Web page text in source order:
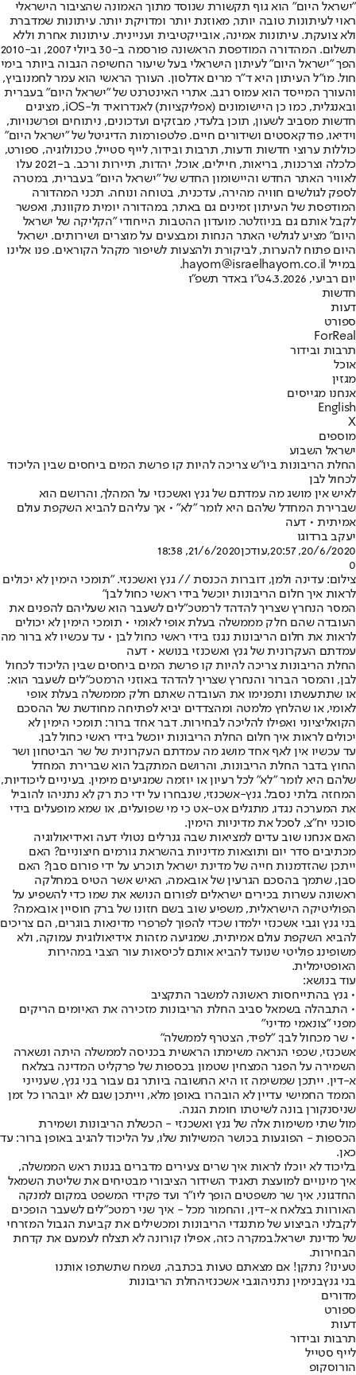
"ישראל היום" הוא גוף תקשורת שנוסד מתוך האמונה שהציבור הישראלי
ראוי לעיתונות טובה יותר, מאוזנת יותר ומדויקת יותר. עיתונות שמדברת
ולא צועקת. עיתונות אמינה, אובייקטיבית ועניינית. עיתונות אחרת וללא
תשלום. המהדורה המודפסת הראשונה פורסמה ב-30 ביולי 2007, וב-2010
הפך "ישראל היום" לעיתון הישראלי בעל שיעור החשיפה הגבוה ביותר בימי
חול. מו"ל העיתון היא ד"ר מרים אדלסון. העורך הראשי הוא עמר לחמנוביץ,
והעורך המייסד הוא עמוס רגב. אתרי האינטרנט של "ישראל היום" בעברית
ובאנגלית, כמו כן היישומונים (אפליקציות) לאנדרואיד ול-iOS, מציגים
חדשות מסביב לשעון, תוכן בלעדי, מבזקים ועדכונים, ניתוחים ופרשנויות,
וידיאו, פודקאסטים ושידורים חיים. פלטפורמות הדיגיטל של "ישראל היום"
כוללות ערוצי חדשות ודעות, תרבות ובידור, לייף סטייל, טכנולוגיה, ספורט,
כלכלה וצרכנות, בריאות, חיילים, אוכל, יהדות, תיירות ורכב. ב-2021 עלו
לאוויר האתר החדש והיישומון החדש של "ישראל היום" בעברית, במטרה
לספק לגולשים חוויה מהירה, עדכנית, בטוחה ונוחה. תכני המהדורה
המודפסת של העיתון זמינים גם באתר, במהדורה יומית מקוונת, ואפשר
לקבל אותם גם בניוזלטר. מועדון ההטבות הייחודי "הקליקה של ישראל
היום" מציע לגולשי האתר הנחות ומבצעים על מוצרים ושירותים. ישראל
היום פתוח להערות, לביקורת ולהצעות לשיפור מקהל הקוראים. פנו אלינו
במייל hayom@israelhayom.co.il.
יום רביעי, 4.3.2026
ט"ו באדר תשפ"ו
חדשות
דעות
ספורט
ForReal
תרבות ובידור
אוכל
מגזין
אנחנו מגייסים
English
X
מוספים
ישראל השבוע
החלת הריבונות ביו"ש צריכה להיות קו פרשת המים ביחסים שבין הליכוד
לכחול לבן
לאיש אין מושג מה עמדתם של גנץ ואשכנזי על המהלך, והרושם הוא
שברירת המחדל שלהם היא לומר "לא" • אך עליהם להביא השקפת עולם
אמיתית • דעה
יעקב ברדוגו
20/6/2020, 20:57
,עודכן21/6/2020, 18:38
0
צילום: עדינה ולמן, דוברות הכנסת // גנץ ואשכנזי. "תומכי הימין לא יכולים
לראות איך חלום הריבונות יוכשל בידי ראשי כחול לבן"
המסר הנחרץ שצריך להדהד לרמטכ"לים לשעבר הוא שעליהם להפנים את
העובדה שהם חלק מממשלה בעלת אופי לאומי • תומכי הימין לא יכולים
לראות את חלום הריבונות נגנז בידי ראשי כחול לבן • עד עכשיו לא ברור מה
עמדתם העקרונית של גנץ ואשכנזי בנושא • דעה
החלת הריבונות צריכה להיות קו פרשת המים ביחסים שבין הליכוד לכחול
לבן, והמסר הברור והנחרץ שצריך להדהד באוזני הרמטכ"לים לשעבר הוא:
או שתתעשתו ותפנימו את העובדה שאתם חלק מממשלה בעלת אופי
לאומי, או שהלחץ מלמטה ומהצדדים יביא לפתיחה מחודשת של ההסכם
הקואליציוני ואפילו להליכה לבחירות. דבר אחד ברור: תומכי הימין לא
יכולים לראות איך חלום החלת הריבונות יוכשל בידי ראשי כחול לבן.
עד עכשיו אין לאף אחד מושג מה עמדתם העקרונית של שר הביטחון ושר
החוץ בדבר החלת הריבונות, והרושם המתקבל הוא שברירת המחדל
שלהם היא לומר "לא" לכל רעיון או יוזמה שמגיעים מימין. בעיניים ליכודיות,
המחזה בלתי נסבל. גנץ-אשכנזי, שנבחרו על ידי כת רק לא נתניהו להוביל
את המערכה נגדו, מתגלים אט-אט כי מי שפועלים, או שמא מופעלים בידי
סוכני יח"צ, לסכל את מדיניות הימין.
האם אנחנו שוב עדים למציאות שבה גנרלים נטולי דעה ואידיאולוגיה
מכתיבים סדר יום ותוצאות מדיניות בהשראת גורמים חיצוניים? האם
ייתכן שהזדמנות חייה של מדינת ישראל תוכרע על ידי פורום סבן? האם
סבן, שתמך בהסכם הגרעין של אובאמה, האיש אשר הטיס במחלקה
ראשונה עשרות בכירים ישראלים לפורום הנושא את שמו כדי להשפיע על
הפוליטיקה הישראלית, משפיע שוב בשם חזונו של ברק חוסיין אובאמה?
בני גנץ וגבי אשכנזי ילמדו שכדי להפוך לפרפרי מדינאות בוגרים, הם צריכים
להביא השקפת עולם אמיתית, שמגיעה מזהות אידיאולוגית עמוקה, ולא
משופינג פוליטי שנועד להביא אותם לכיסאות עור הצבי במהירות
האופטימלית.
עוד בנושא:
• גנץ בהתייחסות ראשונה למשבר התקציב
• התבהלה בשמאל סביב החלת הריבונות מזכירה את האיומים הריקים
מפני "צונאמי מדיני"
• שר מכחול לבן: "לפיד, הצטרף לממשלה"
אשכנזי, שכפי הנראה משימתו הראשית בכניסה לממשלה היתה ונשארה
השמירה על הפגר המצחין שטמון בכספות של פרקליט המדינה בצלאח
א-דין. ייתכן שמשימה זו היא החשובה ביותר גם עבור בני גנץ, שענייני
הממד החמישי עדיין לא הובהרו באופן מלא, וייתכן שגם לא יובהרו כל זמן
שניסנקורן בונה לשיטתו חומת הגנה.
מול שתי משימות אלה של גנץ ואשכנזי - הכשלת הריבונות ושמירת
הכספות - הפוגעות בכושר המשילות שלו, על הליכוד להגיב באופן ברור: עד
כאן.
בליכוד לא יוכלו לראות איך שרים צעירים מדברים בגנות ראש הממשלה,
איך מינויים למועצת תאגיד השידור הציבורי מבטיחים את שליטת השמאל
החדגוני, איך שר משפטים הופך ליו"ר ועד פקידי המשפט במקום למנקה
האורוות בצלאח א-דין, והחמור מכל - איך שני רמטכ"לים לשעבר הופכים
לקבלני הביצוע של מתנגדי הריבונות ומכשילים את קביעת הגבול המזרחי
של מדינת ישראל.במקרה כזה, אפילו קורונה לא תצלח לעמעם את קדחת
הבחירות.
טעינו? נתקן! אם מצאתם טעות בכתבה, נשמח שתשתפו אותנו
בני גנץבנימין נתניהוגבי אשכנזיהחלת הריבונות
מדורים
ספורט
דעות
תרבות ובידור
לייף סטייל
הורוסקופ